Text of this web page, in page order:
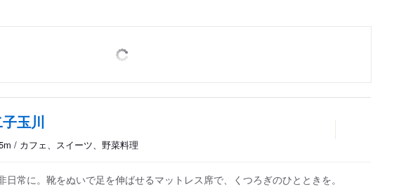
玉川
/ カフェ、スイーツ、野菜料理
日常に。靴をぬいで足を伸ばせるマットレス席で、くつろぎのひとときを。